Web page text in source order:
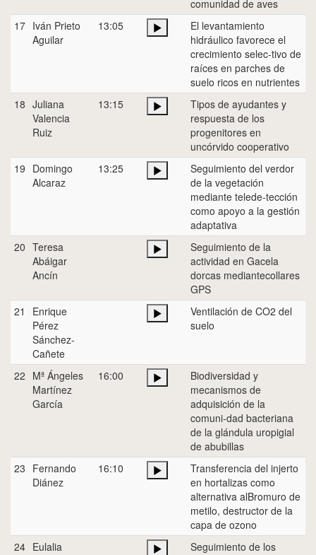
comunidad de aves
17 Iván Prieto
Aguilar
13:05
El levantamiento
hidráulico favorece el
crecimiento selec-tivo de
raíces en parches de
suelo ricos en nutrientes
18 Juliana
Valencia
Ruiz
13:15
Tipos de ayudantes y
respuesta de los
progenitores en
uncórvido cooperativo
19 Domingo
Alcaraz
13:25
Seguimiento del verdor
de la vegetación
mediante telede-tección
como apoyo a la gestión
adaptativa
20 Teresa
Abáigar
Ancín
Seguimiento de la
actividad en Gacela
dorcas mediantecollares
GPS
21
Enrique
Pérez
Sánchez-
Cañete
Ventilación de CO2 del
suelo
22 Mª Ángeles
Martínez
García
16:00
Biodiversidad y
mecanismos de
adquisición de la
comuni-dad bacteriana
de la glándula uropigial
de abubillas
23 Fernando
Diánez
16:10
Transferencia del injerto
en hortalizas como
alternativa alBromuro de
metilo, destructor de la
capa de ozono
24 Eulalia
Seguimiento de los